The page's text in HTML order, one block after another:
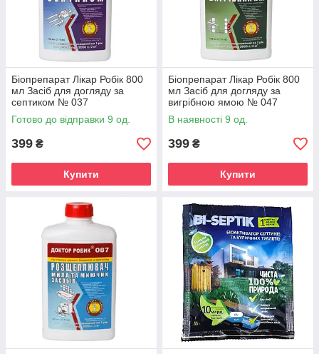
Біопрепарат Лікар Робік 800
мл Засіб для догляду за
септиком № 037
Готово до відправки 9 од.
399 ₴
Купити
Біопрепарат Лікар Робік 800
мл Засіб для догляду за
вигрібною ямою № 047
В наявності 9 од.
399 ₴
Купити